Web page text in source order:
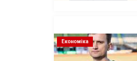
Економіка